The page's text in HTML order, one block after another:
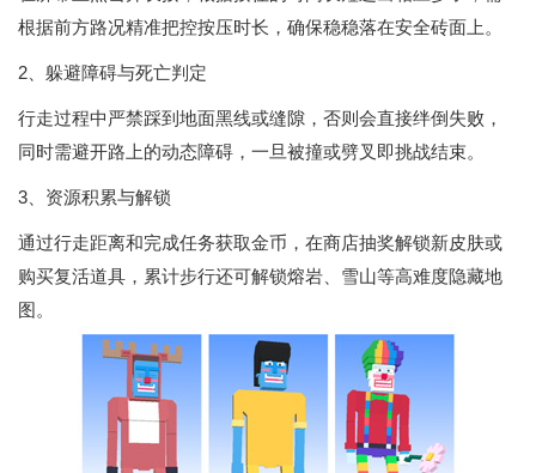
根据前方路况精准把控按压时长，确保稳稳落在安全砖面上。
2、躲避障碍与死亡判定
行走过程中严禁踩到地面黑线或缝隙，否则会直接绊倒失败，
同时需避开路上的动态障碍，一旦被撞或劈叉即挑战结束。
3、资源积累与解锁
通过行走距离和完成任务获取金币，在商店抽奖解锁新皮肤或
购买复活道具，累计步行还可解锁熔岩、雪山等高难度隐藏地
图。